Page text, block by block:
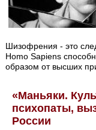
Шизофрения - это
Homo Sapiens
образом от высших
«Маньяки.
психопаты,
России